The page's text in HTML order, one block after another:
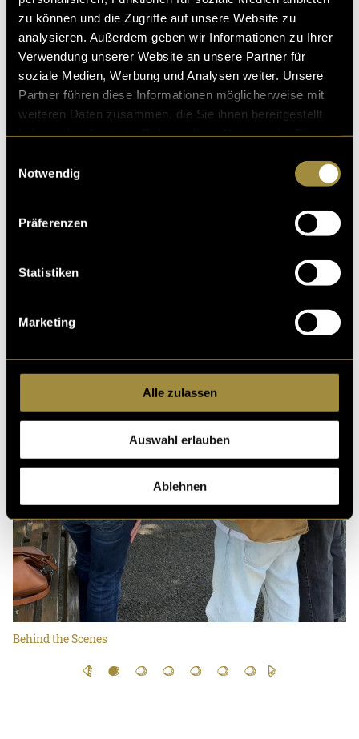
zu können und die Zugriffe auf unsere Website zu
analysieren. Außerdem geben wir Informationen zu Ihrer
Verwendung unserer Website an unsere Partner für
soziale Medien, Werbung und Analysen weiter. Unsere
Partner führen diese Informationen möglicherweise mit
weiteren Daten zusammen, die Sie ihnen bereitgestellt
Notwendig
Präferenzen
Statistiken
Marketing
Alle zulassen
Auswahl erlauben
Ablehnen
an dem sich der Film orientiert.
Alles aktuelle zum Projekt, sowie der Trailer, kann auf
diesem Link abgerufen werden:
Link – Auf der Wartebank
Behind the Scenes